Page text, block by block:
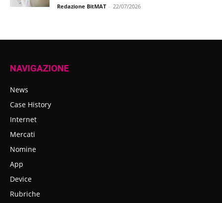
Redazione BitMAT - 22/07/2026
NAVIGAZIONE
News
Case History
Internet
Mercati
Nomine
App
Device
Rubriche